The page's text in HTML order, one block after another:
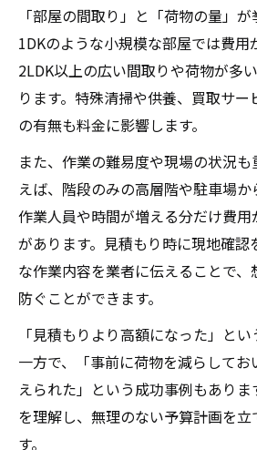
「部屋の間取り」と「荷物の量」
1DKのような小規模な部屋では費用
2LDK以上の広い間取りや荷物が多
ります。特殊清掃や供養、買取サ
の有無も料金に影響します。
また、作業の難易度や現場の状況
えば、階段のみの高層階や駐車場か
作業人員や時間が増える分だけ費用
があります。見積もり時に現地確認
な作業内容を業者に伝えることで、
防ぐことができます。
「見積もりより高額になった」と
一方で、「事前に荷物を減らして
えられた」という成功事例もあり
を理解し、無理のない予算計画を
す。